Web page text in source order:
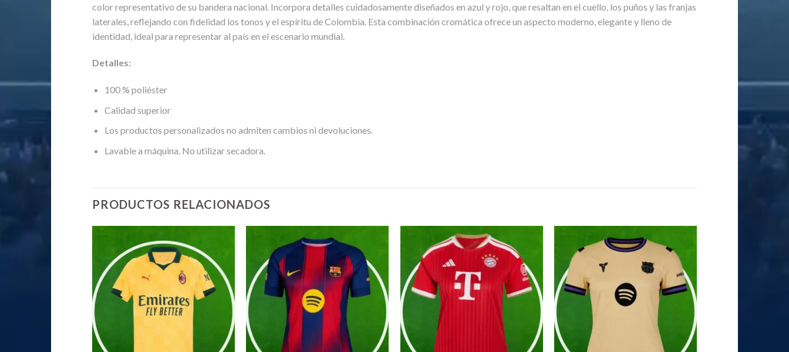
color representativo de su bandera nacional. Incorpora detalles cuidadosamente diseñados en azul y rojo, que resaltan en el cuello, los puños y las franjas
laterales, reflejando con fidelidad los tonos y el espíritu de Colombia. Esta combinación cromática ofrece un aspecto moderno, elegante y lleno de
identidad, ideal para representar al país en el escenario mundial.
Detalles:
100 % poliéster
Calidad superior
Los productos personalizados no admiten cambios ni devoluciones.
Lavable a máquina. No utilizar secadora.
PRODUCTOS RELACIONADOS